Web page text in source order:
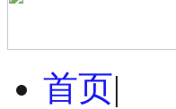
首页|